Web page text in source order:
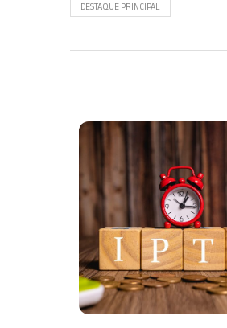
DESTAQUE PRINCIPAL